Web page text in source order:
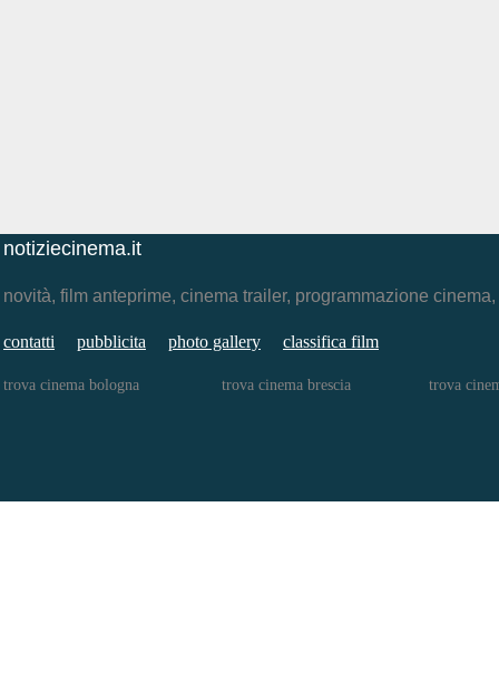
notiziecinema.it
novità, film anteprime, cinema trailer, programmazione
contatti pubblicita photo gallery classifica film
trova cinema bologna trova cinema brescia trova